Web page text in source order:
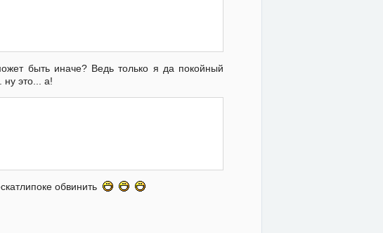
быть иначе? Ведь только я да покойный
ну это... а!
обвинить